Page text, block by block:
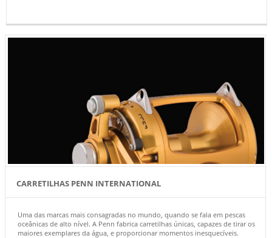
CARRETILHAS PENN INTERNATIONAL
Uma das marcas mais consagradas no mundo, quando se fala em pescas
oceânicas de alto nível. A Penn fabrica carretilhas únicas, capazes de tirar os
maiores exemplares da água, e proporcionar momentos inesquecíveis.